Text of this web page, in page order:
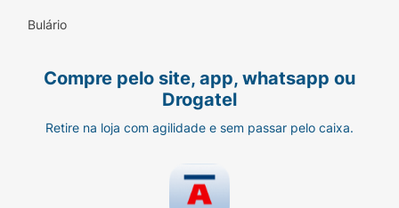
Bulário
Compre pelo site, app, whatsapp ou
Drogatel
Retire na loja com agilidade e sem passar pelo caixa.